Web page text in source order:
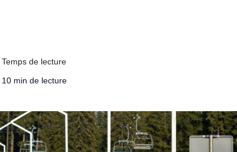
Temps de lecture
10 min de lecture